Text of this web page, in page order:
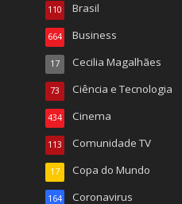
Brasil
110
Business
664
Cecilia Magalhães
17
Ciência e Tecnologia
73
Cinema
434
Comunidade TV
113
Copa do Mundo
17
Coronavirus
164